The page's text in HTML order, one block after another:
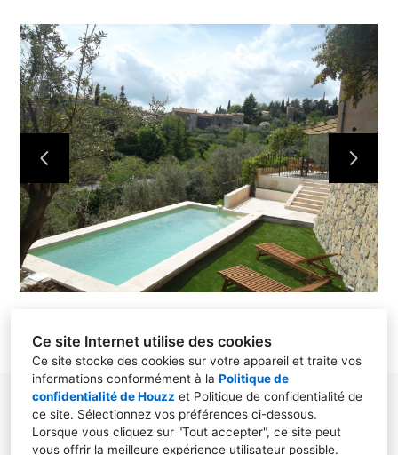
Ce site Internet utilise des cookies
Ce site stocke des cookies sur votre appareil et traite vos
informations conformément à la Politique de
confidentialité de Houzz et Politique de confidentialité de
ce site. Sélectionnez vos préférences ci-dessous.
Lorsque vous cliquez sur "Tout accepter", ce site peut
vous offrir la meilleure expérience utilisateur possible.
ACCUEIL
NOS RÉALISATIONS
À PROPOS
CONTACT
Place Leon Roux, 83440, Fayence
06 83 19 06 97